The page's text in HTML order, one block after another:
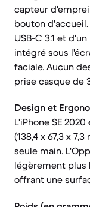
capteur
bouton
USB-C 3.1 et
intégré sous
faciale. Aucun
prise casque de
Design et
L'iPhone SE
(138,4 x 67,3 x
seule main.
légèrement plus
offrant une